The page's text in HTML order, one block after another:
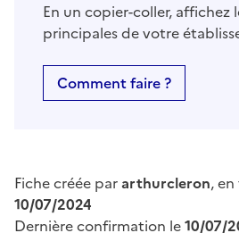
En un copier-coller, affichez
principales de votre
Comment faire ?
Fiche créée pararthurcleron,
10/07/2024
Dernière confirmation le10/07/